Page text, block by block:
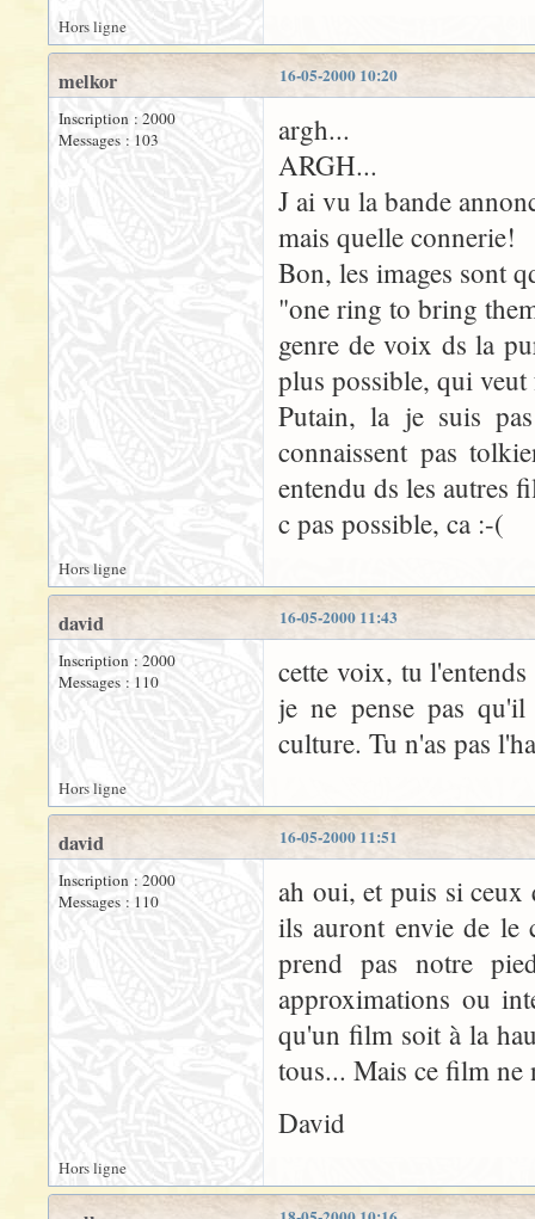
Hors ligne
16-05-2000 10:20
melkor
Inscription : 2000
Messages : 103
argh...
ARGH...
J ai vu la bande
mais quelle connerie!
Bon, les images sont
"one ring to bring
genre de voix ds la
plus possible, qui
Putain, la je suis
connaissent pas
entendu ds les autres
c pas possible, ca :-(
Hors ligne
16-05-2000 11:43
david
Inscription : 2000
Messages : 110
cette voix, tu
je ne pense pas
culture. Tu n'as pas
Hors ligne
16-05-2000 11:51
david
Inscription : 2000
Messages : 110
ah oui, et puis si ceux
ils auront envie de le
prend pas notre
approximations ou
qu'un film soit à la
tous... Mais ce film ne
David
Hors ligne